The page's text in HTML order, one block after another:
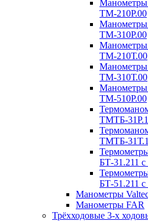
Манометры
ТМ-210P.00
Манометры
ТМ-310P.00
Манометры
ТМ-210Т.00
Манометры
ТМ-310Т.00
Манометры
ТМ-510P.00
ТМТБ-31P.1
ТМТБ-31Т.1
БТ-31.211
БТ-51.211
Манометры
Манометры FAR
Трёхходовые 3-х